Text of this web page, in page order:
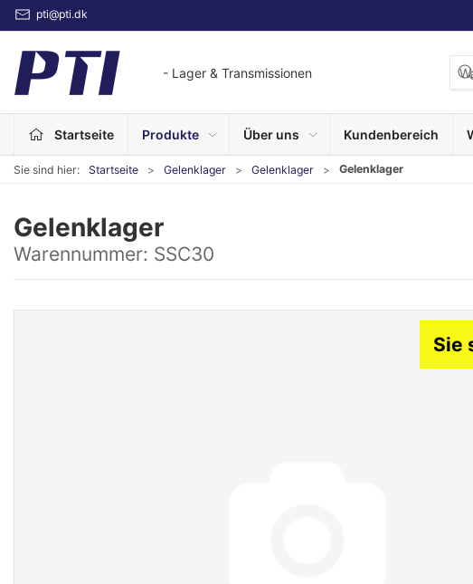
pti@pti.dk
- Lager & Transmissionen
Startseite Produkte Über uns Kundenbereich
Sie sind hier: Startseite Gelenklager Gelenklager Gelenklager
Gelenklager
Warennummer: SSC30
Sie